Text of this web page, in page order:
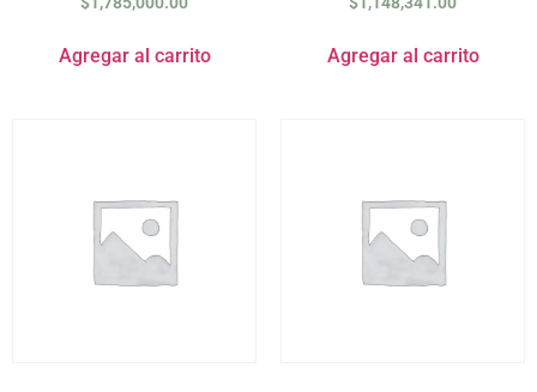
Agregar al carrito Agregar al carrito